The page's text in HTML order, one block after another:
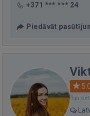
+371 *** *** 24
Piedāvāt
Bija